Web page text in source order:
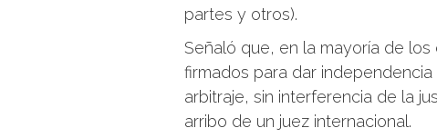
partes y otros).
Señaló que, en la mayoría de
firmados para dar
arbitraje, sin interferencia de la
arribo de un juez internacional.